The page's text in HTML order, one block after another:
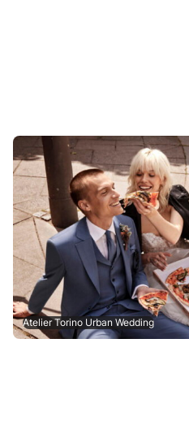
Atelier Torino Urban Wedding